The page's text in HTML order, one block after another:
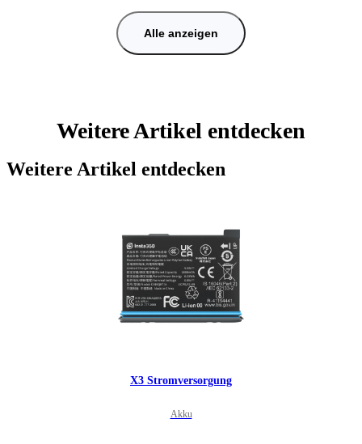
Alle anzeigen
Weitere Artikel entdecken
Weitere Artikel entdecken
X3 Stromversorgung
Akku